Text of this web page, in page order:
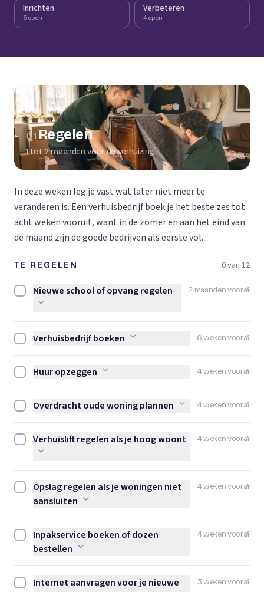
Inrichten
6 open
Verbeteren
4 open
01 Regelen
1 tot 2 maanden voor de verhuizing
In deze weken leg je vast wat later niet meer te
veranderen is. Een verhuisbedrijf boek je het beste zes tot
acht weken vooruit, want in de zomer en aan het eind van
de maand zijn de goede bedrijven als eerste vol.
TE REGELEN 0 van 12
2 maanden vooraf
Nieuwe school of opvang regelen afvinken
Nieuwe school of opvang regelen
6 weken vooraf
Verhuisbedrijf boeken afvinken
Verhuisbedrijf boeken
4 weken vooraf
Huur opzeggen afvinken
Huur opzeggen
4 weken vooraf
Overdracht oude woning plannen afvinken
Overdracht oude woning plannen
4 weken vooraf
Verhuislift regelen als je hoog woont afvinken
Verhuislift regelen als je hoog woont
4 weken vooraf
Opslag regelen als je woningen niet aansluiten afvinken
Opslag regelen als je woningen niet
aansluiten
4 weken vooraf
Inpakservice boeken of dozen bestellen afvinken
Inpakservice boeken of dozen
bestellen
3 weken vooraf
Internet aanvragen voor je nieuwe adres afvinken
Internet aanvragen voor je nieuwe